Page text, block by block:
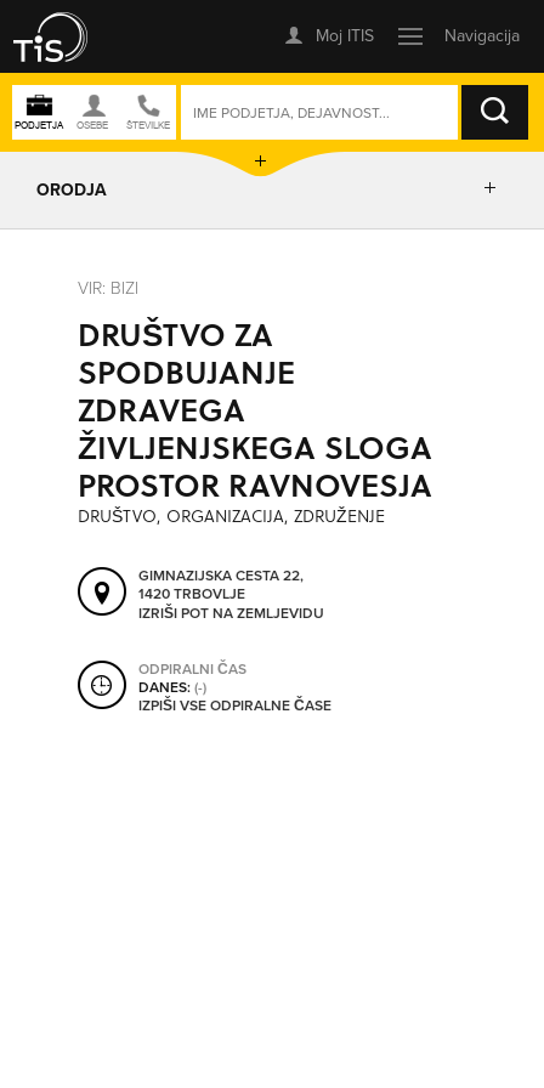
ISKANJE
SO ODPRTA V
ORODJA
IZRIŠI POT
POŠLJI SMS
ORODJA
SHRANI V MOJ ITIS
VIR: BIZI
DRUŠTVO ZA
SPODBUJANJE
ZDRAVEGA
ŽIVLJENJSKEGA SLOGA
PROSTOR RAVNOVESJA
DRUŠTVO, ORGANIZACIJA, ZDRUŽENJE
GIMNAZIJSKA CESTA 22,
1420 TRBOVLJE
IZRIŠI POT NA ZEMLJEVIDU
ODPIRALNI ČAS
DANES:(-)
IZPIŠI VSE ODPIRALNE ČASE